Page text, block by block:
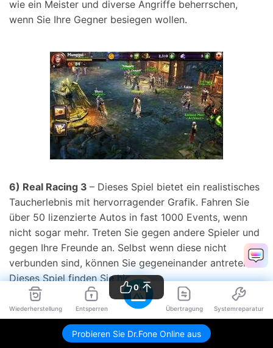
Wiederherstellung Entsperren Übertragung Systemreparatur
Probieren Sie Dr.Fone Online aus
wie ein Meister und diverse Angriffe beherrschen,
wenn Sie Ihre Gegner besiegen wollen.
6) Real Racing 3 – Dieses Spiel bietet ein realistisches
Taucherlebnis mit hervorragender Grafik. Fahren Sie
über 50 lizenzierte Autos in fast 1000 Events, wenn
nicht sogar mehr. Treten Sie gegen andere Spieler und
gegen Ihre Freunde an. Selbst wenn diese nicht
verbunden sind, können Sie gegeneinander antreten.
Dieses Spiel finden Siehier.
0